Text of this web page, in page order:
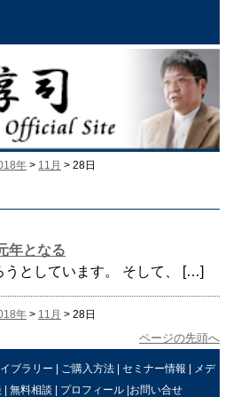
年 > 11月 > 28日
年となる
うとしています。 そして、 […]
年 > 11月 > 28日
ページの先頭へ
ブラリー | ご購入方法 | セミナー情報 | メデ
| 無料相談 | プロフィール|お問い合せ